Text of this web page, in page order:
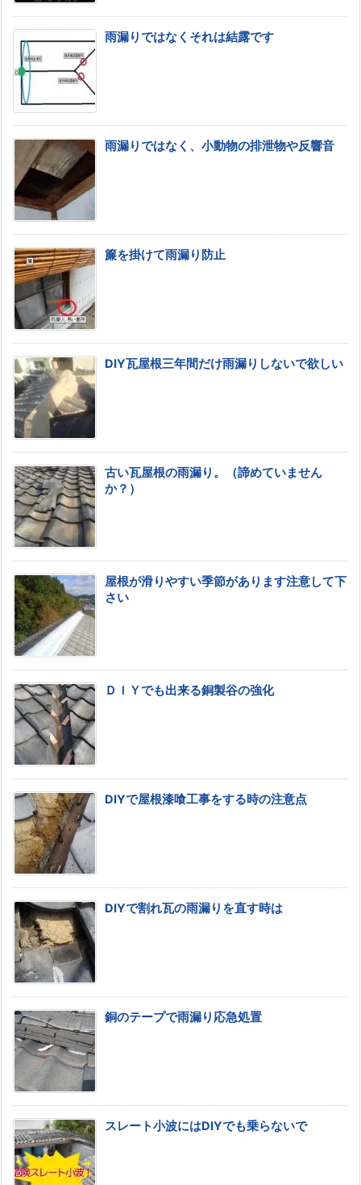
雨漏りではなくそれは結露です
雨漏りではなく、小動物の排泄物や反響音
簾を掛けて雨漏り防止
DIY瓦屋根三年間だけ雨漏りしないで欲しい
古い瓦屋根の雨漏り。（諦めていません
か？）
屋根が滑りやすい季節があります注意して下
さい
ＤＩＹでも出来る銅製谷の強化
DIYで屋根漆喰工事をする時の注意点
DIYで割れ瓦の雨漏りを直す時は
銅のテープで雨漏り応急処置
スレート小波にはDIYでも乗らないで